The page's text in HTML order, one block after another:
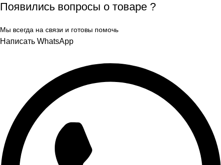
Появились вопросы о товаре ?
Мы всегда на связи и готовы помочь
Написать WhatsApp